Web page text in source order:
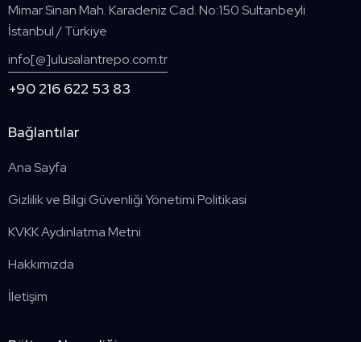
Mimar Sinan Mah. Karadeniz Cad. No:150 Sultanbeyli
İstanbul / Türkiye
info[@]ulusalantrepo.com.tr
+90 216 622 53 83
Bağlantılar
Ana Sayfa
Gizlilik ve Bilgi Güvenliği Yönetimi Politikasi
KVKK Aydınlatma Metni
Hakkımızda
İletişim